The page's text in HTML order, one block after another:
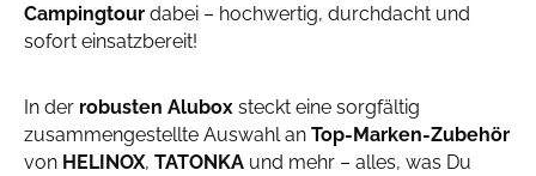
Campingtour dabei – hochwertig, durchdacht und
sofort einsatzbereit!
In der robusten Alubox steckt eine sorgfältig
zusammengestellte Auswahl an Top-Marken-Zubehör
von HELINOX, TATONKA und mehr – alles, was Du